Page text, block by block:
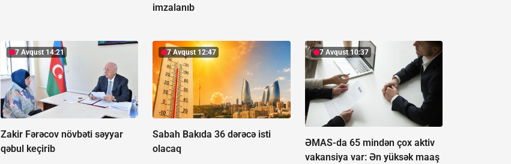
imzalanıb
7 Avqust 14:21
Zakir Fərəcov növbəti səyyar
qəbul keçirib
7 Avqust 12:47
Sabah Bakıda 36 dərəcə isti
olacaq
7 Avqust 10:37
ƏMAS-da 65 mindən çox aktiv
vakansiya var: Ən yüksək maaş